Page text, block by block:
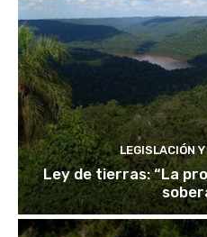
LEGISLACIÓN
Ley de tierras: “La